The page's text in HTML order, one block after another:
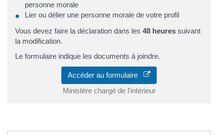
personne morale
Lier ou délier une personne morale de votre profil
Vous devez faire la déclaration dans les 48 heures suivant
la modification.
Le formulaire indique les documents à joindre.
Accéder au formulaire
Ministère chargé de l'intérieur